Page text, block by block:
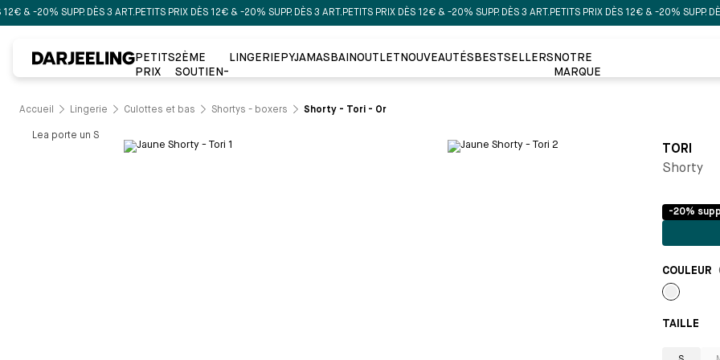
-20% SUPP. DÈS 3 ART.PETITS PRIX DÈS 12€ & -20% SUPP. DÈS 3 ART.PETITS PRIX DÈS 12€ & -20% SUPP. DÈS 3 ART.PETITS PRIX DÈS 12€ & -20% SUPP. DÈS 3
PETITS
PRIX
2ÈME
SOUTIEN-
LINGERIE PYJAMAS BAINOUTLET NOUVEAUTÉS BESTSELLERS NOTRE
MARQUE
Accueil Lingerie Culottes et bas Shortys - boxers Shorty - Tori - Or
Lea porte un S
TORI
Shorty
-20%
COULEUR
Or
TAILLE